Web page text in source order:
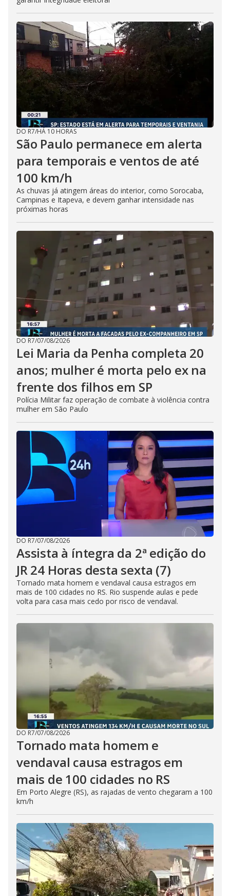
DO R7/HÁ 10 HORAS
São Paulo permanece em alerta
para temporais e ventos de até
100 km/h
As chuvas já atingem áreas do interior, como Sorocaba,
Campinas e Itapeva, e devem ganhar intensidade nas
próximas horas
DO R7/07/08/2026
Lei Maria da Penha completa 20
anos; mulher é morta pelo ex na
frente dos filhos em SP
Polícia Militar faz operação de combate à violência contra
mulher em São Paulo
DO R7/07/08/2026
Assista à íntegra da 2ª edição do
JR 24 Horas desta sexta (7)
Tornado mata homem e vendaval causa estragos em
mais de 100 cidades no RS. Rio suspende aulas e pede
volta para casa mais cedo por risco de vendaval.
DO R7/07/08/2026
Tornado mata homem e
vendaval causa estragos em
mais de 100 cidades no RS
Em Porto Alegre (RS), as rajadas de vento chegaram a 100
km/h